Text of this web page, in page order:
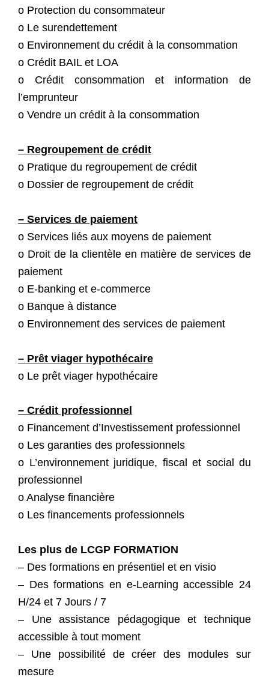
o Protection du consommateur
o Le surendettement
o Environnement du crédit à la consommation
o Crédit BAIL et LOA
o Crédit consommation et information de
l’emprunteur
o Vendre un crédit à la consommation
– Regroupement de crédit
o Pratique du regroupement de crédit
o Dossier de regroupement de crédit
– Services de paiement
o Services liés aux moyens de paiement
o Droit de la clientèle en matière de services de
paiement
o E-banking et e-commerce
o Banque à distance
o Environnement des services de paiement
– Prêt viager hypothécaire
o Le prêt viager hypothécaire
– Crédit professionnel
o Financement d’Investissement professionnel
o Les garanties des professionnels
o L’environnement juridique, fiscal et social du
professionnel
o Analyse financière
o Les financements professionnels
Les plus de LCGP FORMATION
– Des formations en présentiel et en visio
– Des formations en e-Learning accessible 24
H/24 et 7 Jours / 7
– Une assistance pédagogique et technique
accessible à tout moment
– Une possibilité de créer des modules sur
mesure